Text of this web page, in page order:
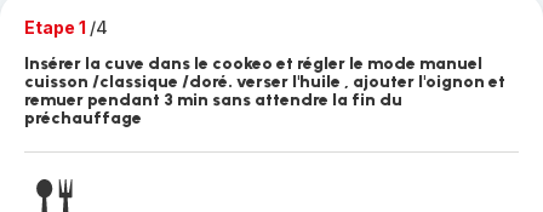
Etape 1 /4
Insérer la cuve dans le cookeo et régler le mode manuel
cuisson /classique /doré. verser l'huile , ajouter l'oignon et
remuer pendant 3 min sans attendre la fin du
préchauffage